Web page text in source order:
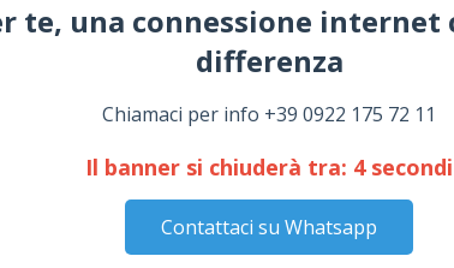
te, una connessione internet
differenza​
Chiamaci per info +39 0922 175 72 11
Il banner si chiuderà tra: 3secondi
Contattaci su Whatsapp